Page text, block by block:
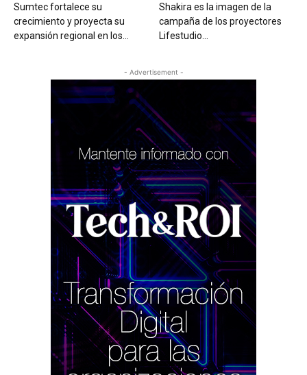
Sumtec fortalece su
crecimiento y proyecta su
expansión regional en los...
Shakira es la imagen de la
campaña de los proyectores
Lifestudio...
- Advertisement -